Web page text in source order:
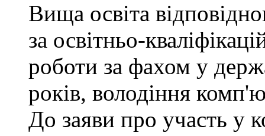
Вища освіта
за освітньо-
роботи за фахом у
років, володіння
До заяви про участь у